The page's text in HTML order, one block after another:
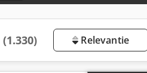
(1.330) Relevantie